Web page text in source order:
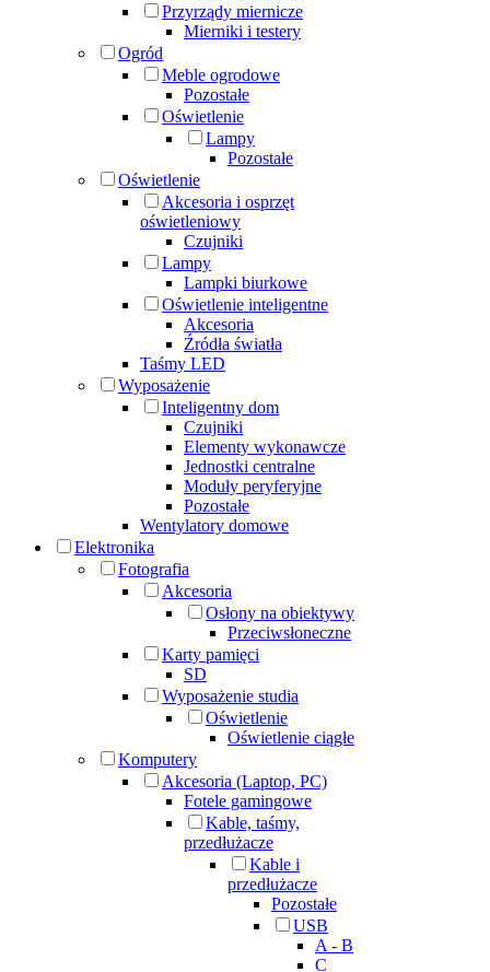
Przyrządy miernicze
Mierniki i testery
Ogród
Meble ogrodowe
Pozostałe
Oświetlenie
Lampy
Pozostałe
Oświetlenie
Akcesoria i osprzęt
oświetleniowy
Czujniki
Lampy
Lampki biurkowe
Oświetlenie inteligentne
Akcesoria
Źródła światła
Taśmy LED
Wyposażenie
Inteligentny dom
Czujniki
Elementy wykonawcze
Jednostki centralne
Moduły peryferyjne
Pozostałe
Wentylatory domowe
Elektronika
Fotografia
Akcesoria
Osłony na obiektywy
Przeciwsłoneczne
Karty pamięci
SD
Wyposażenie studia
Oświetlenie
Oświetlenie ciągłe
Komputery
Akcesoria (Laptop, PC)
Fotele gamingowe
Kable, taśmy,
przedłużacze
Kable i
przedłużacze
Pozostałe
USB
A - B
C